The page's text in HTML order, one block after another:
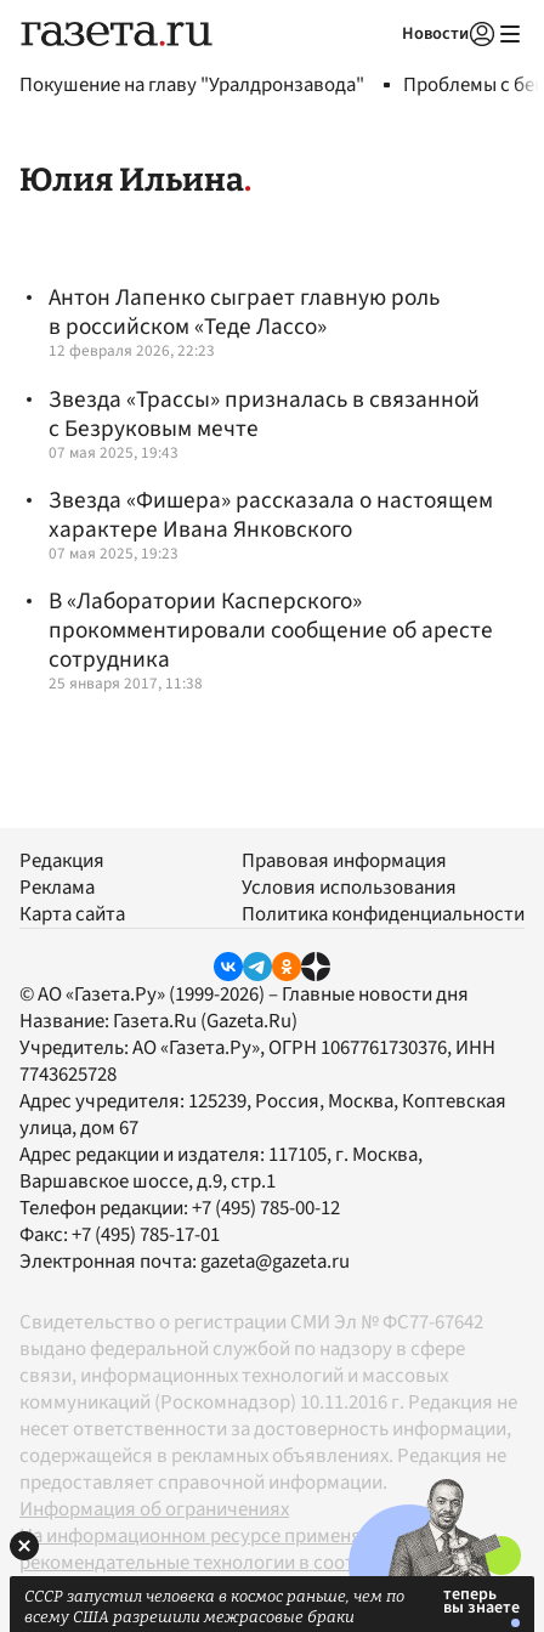
Новости
Покушение на главу "Уралдронзавода" Проблемы с
Юлия Ильина
Антон Лапенко сыграет главную роль
в российском «Теде Лассо»
12 февраля 2026, 22:23
Звезда «Трассы» призналась в связанной
с Безруковым мечте
07 мая 2025, 19:43
Звезда «Фишера» рассказала о настоящем
характере Ивана Янковского
07 мая 2025, 19:23
В «Лаборатории Касперского»
прокомментировали сообщение об аресте
сотрудника
25 января 2017, 11:38
Редакция
Реклама
Карта сайта
Правовая информация
Условия использования
Политика конфиденциальности
© АО «Газета.Ру» (1999-2026) – Главные новости дня
Название: Газета.Ru (Gazeta.Ru)
Учредитель:АО «Газета.Ру», ОГРН 1067761730376, ИНН
7743625728
Адрес учредителя: 125239, Россия, Москва, Коптевская
улица, дом 67
Адрес редакции и издателя: 117105, г. Москва,
Варшавское шоссе, д.9, стр.1
Телефон редакции:+7 (495) 785-00-12
Факс:+7 (495) 785-17-01
Электронная почта: gazeta@gazeta.ru
Свидетельство о регистрации СМИ Эл № ФС77-67642
выдано федеральной службой по надзору в сфере
связи, информационных технологий и массовых
коммуникаций (Роскомнадзор) 10.11.2016 г. Редакция не
несет ответственности за достоверность информации,
содержащейся в рекламных объявлениях. Редакция не
предоставляет справочной информации.
Информация об ограничениях
На информационном ресурсе применяются
рекомендательные технологии в соответствии с
Правилами
18+
СССР запустил человека в космос раньше, чем по
всему США разрешили межрасовые браки